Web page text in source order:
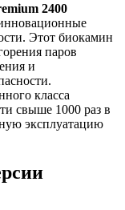
2400
Этот биокамин
паров
и
класса
свыше 1000 раз в
эксплуатацию